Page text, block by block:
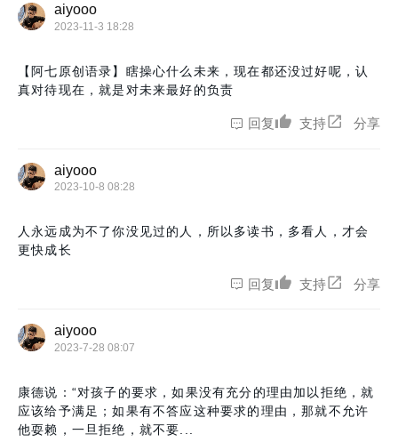
aiyooo
2023-11-3 18:28
【阿七原创语录】瞎操心什么未来，现在都还没过好呢，认
真对待现在，就是对未来最好的负责
回复 支持 分享
aiyooo
2023-10-8 08:28
人永远成为不了你没见过的人，所以多读书，多看人，才会
更快成长
回复 支持 分享
aiyooo
2023-7-28 08:07
康德说：“对孩子的要求，如果没有充分的理由加以拒绝，就
应该给予满足；如果有不答应这种要求的理由，那就不允许
他耍赖，一旦拒绝，就不要...